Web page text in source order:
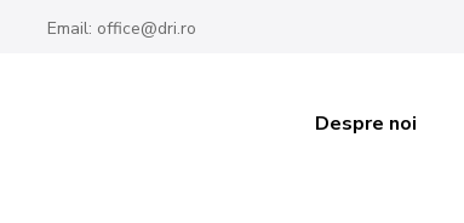
Email: office@dri.ro
Despre noi